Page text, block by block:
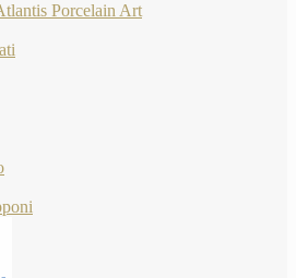
Porcelain Art